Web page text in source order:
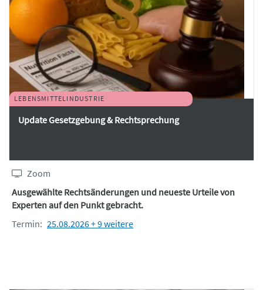
LEBENSMITTELINDUSTRIE
Update Gesetzgebung & Rechtsprechung
Zoom
Ausgewählte Rechtsänderungen und neueste Urteile von
Experten auf den Punkt gebracht.
Termin: 25.08.2026 + 9 weitere